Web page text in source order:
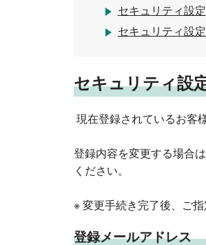
セキュリティ設定
セキュリティ設
セキュリティ設
現在登録されているお客
登録内容を変更する場合
ください。
※ 変更手続き完了後、ご
登録メールアドレス